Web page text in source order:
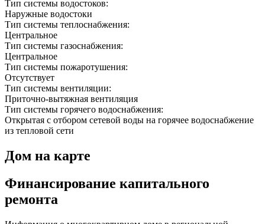
Тип системы водостоков:
Наружные водостоки
Тип системы теплоснабжения:
Центральное
Тип системы газоснабжения:
Центральное
Тип системы пожаротушения:
Отсутствует
Тип системы вентиляции:
Приточно-вытяжная вентиляция
Тип системы горячего водоснабжения:
Открытая с отбором сетевой воды на горячее водоснабжение
из тепловой сети
Дом на карте
Финансирование капитального
ремонта